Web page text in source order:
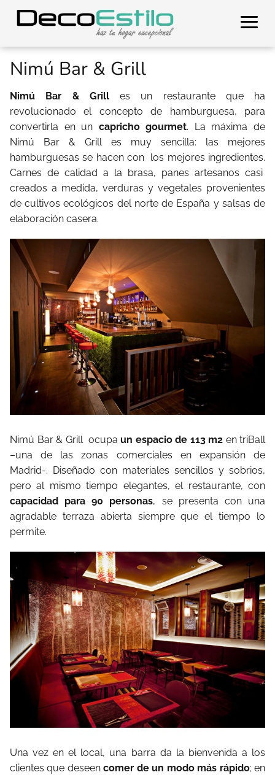
Nimú Bar & Grill
Nimú Bar & Grilles un restaurante que ha
revolucionado el concepto de hamburguesa, para
convertirla en un capricho gourmet. La máxima de
Nimú Bar & Grill es muy sencilla: las mejores
hamburguesas se hacen con los mejores ingredientes.
Carnes de calidad a la brasa, panes artesanos casi
creados a medida, verduras y vegetales provenientes
de cultivos ecológicos del norte de España y salsas de
elaboración casera.
Nimú Bar & Grill ocupa un espacio de 113 m2 en triBall
–una de las zonas comerciales en expansión de
Madrid-. Diseñado con materiales sencillos y sobrios,
pero al mismo tiempo elegantes, el restaurante, con
capacidad para 90 personas, se presenta con una
agradable terraza abierta siempre que el tiempo lo
permite.
Una vez en el local, una barra da la bienvenida a los
clientes que deseencomer de un modo más rápido; en